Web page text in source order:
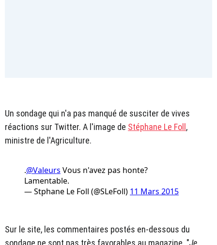
Un sondage qui n'a pas manqué de susciter de vives
réactions sur Twitter. A l'image de Stéphane Le Foll ,
ministre de l'Agriculture.
.@Valeurs Vous n'avez pas honte?
Lamentable.
— Stphane Le Foll (@SLeFoll) 11 Mars 2015
Sur le site, les commentaires postés en-dessous du
sondage ne sont pas très favorables au magazine. "Je